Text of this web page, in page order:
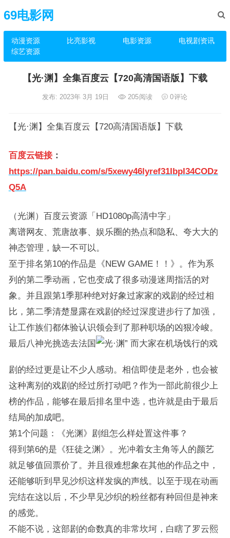
69电影网
动漫资源 比亮影视 电影资源
电视剧资讯
综艺资源
【光·渊】全集百度云【720高清国语版】下载
发布: 2023年 3月 19日 205阅读 0评论
【光·渊】全集百度云【720高清国语版】下载
百度云链接：
https://pan.baidu.com/s/5xewy46lyref31IbpI34CODz
Q5A
（光渊）百度云资源「HD1080p高清中字」
离谱网友、荒唐故事、娱乐圈的热点和隐私、夸大大的
神态管理，缺一不可以。
至于排名第10的作品是《NEW GAME！！》。作为系
列的第二季动画，它也变成了很多动漫迷周指活的对
象。并且跟第1季那种绝对好象过家家的戏剧的经过相
比，第二季清楚显露在戏剧的经过深度进步行了加强，
让工作族们都体验认识领会到了那种职场的凶狠冷峻。
最后八神光挑选去法国
而大家在机场饯行的戏
剧的经过更是让不少人感动。相信即使是老外，也会被
这种离别的戏剧的经过所打动吧？作为一部此前很少上
榜的作品，能够在最后排名里中选，也许就是由于最后
结局的加成吧。
第1个问题：《光渊》剧组怎么样处置这件事？
得到第6的是《狂徒之渊》。光冲着女主角等人的颜艺
就足够值回票价了。并且很难想象在其他的作品之中，
还能够听到早见沙织这样发疯的声线。以至于现在动画
完结在这以后，不少早见沙织的粉丝都有种回但是神来
的感觉。
不能不说，这部剧的命数真的非常坎坷，白瞎了罗云熙